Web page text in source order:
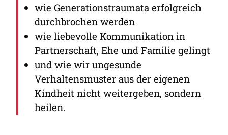
wie Generationstraumata erfolgreich
durchbrochen werden
wie liebevolle Kommunikation in
Partnerschaft, Ehe und Familie gelingt
und wie wir ungesunde
Verhaltensmuster aus der eigenen
Kindheit nicht weitergeben, sondern
heilen.